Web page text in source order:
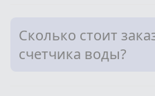
Сколько стоит
счетчика воды?